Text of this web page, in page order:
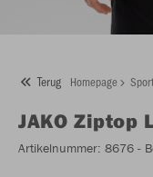
Terug Homepage
JAKO Ziptop
Artikelnummer: 8676 -